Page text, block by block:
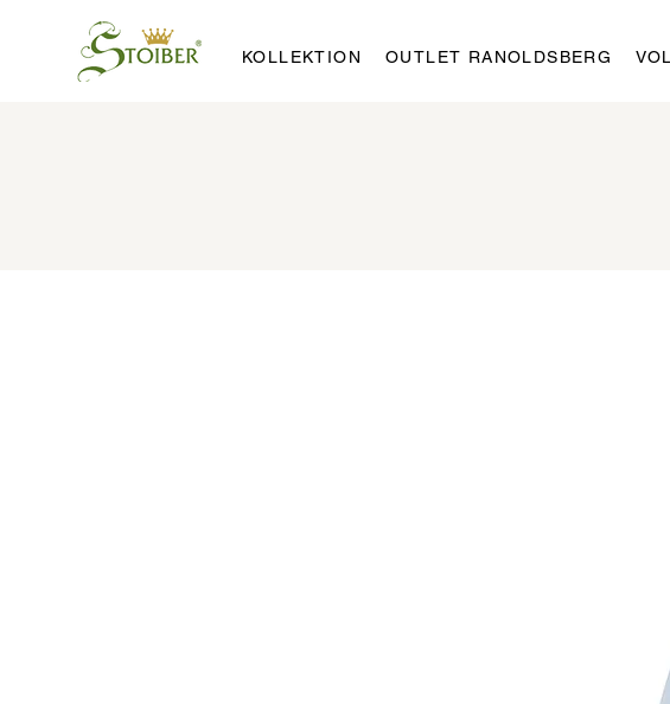
KOLLEKTION OUTLET RANOLDSBERG